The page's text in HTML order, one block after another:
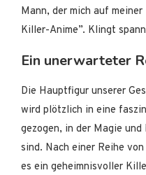
Mann, der mich auf
Killer-Anime”. Klingt
Ein unerwarteter
Die Hauptfigur unserer
wird plötzlich in eine
gezogen, in der Magie und
sind. Nach einer Reihe
es ein geheimnisvoller